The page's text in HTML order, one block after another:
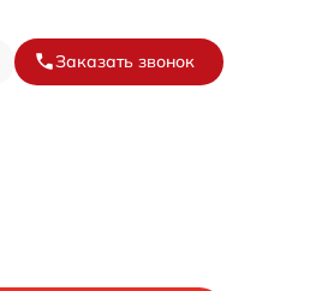
Заказать звонок